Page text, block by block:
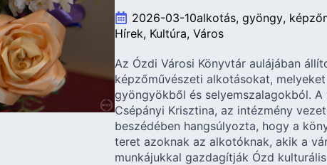
2026-03-10alkotás gyöngy
Hírek Kultúra Város
Az Ózdi Városi Könyvtár aulájában
képzőművészeti alkotásokat,
gyöngyökből és selyemszalagokból.
Csépányi Krisztina, az intézmény
beszédében hangsúlyozta, hogy a
teret azoknak az alkotóknak, akik a
munkájukkal gazdagítják Ózd